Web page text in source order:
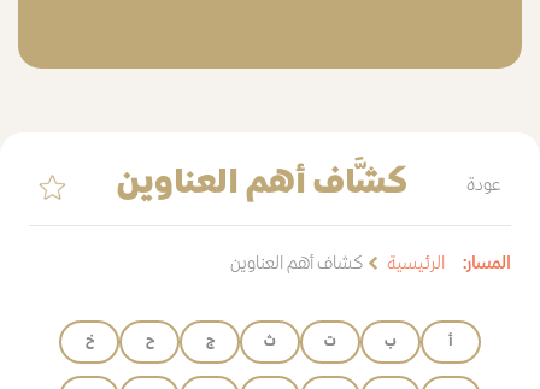
عودة كشَّاف أهم العناوين
المسار: الرئيسية كشاف أهم العناوين
أ ب ت ث ج ح خ